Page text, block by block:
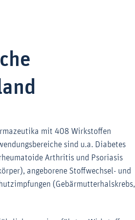
mit 408 Wirkstoffen
sind u.a. Diabetes
Arthritis und Psoriasis
angeborene Stoffwechsel- und
(Gebärmutterhalskrebs,